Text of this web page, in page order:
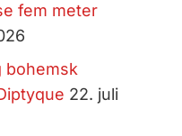
fem meter
bohemsk
22. juli